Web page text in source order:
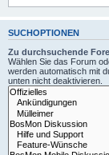
SUCHOPTIONEN
Zu durchsuchende
Wählen Sie das Forum
werden automatisch mit
unten nicht deaktivieren.